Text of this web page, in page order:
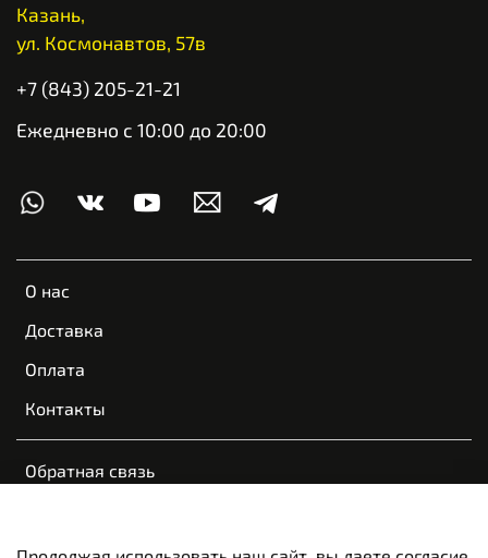
О нас
Доставка
Оплата
Контакты
Обратная связь
Оферта и политика конфиденциальности
Казань,
ул. Космонавтов, 57в
+7 (843) 205-21-21
Ежедневно с 10:00 до 20:00